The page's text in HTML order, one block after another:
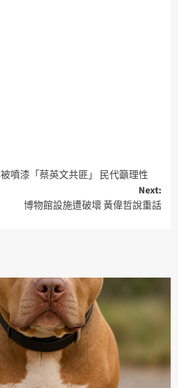
噴漆「蔡英文共匪」 民代籲理性
Next:
博物館設施遭破壞 黃偉哲說重話